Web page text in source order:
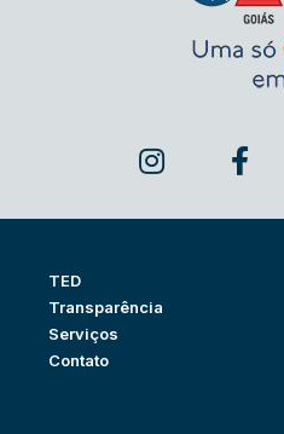
TED
Transparência
Serviços
Contato